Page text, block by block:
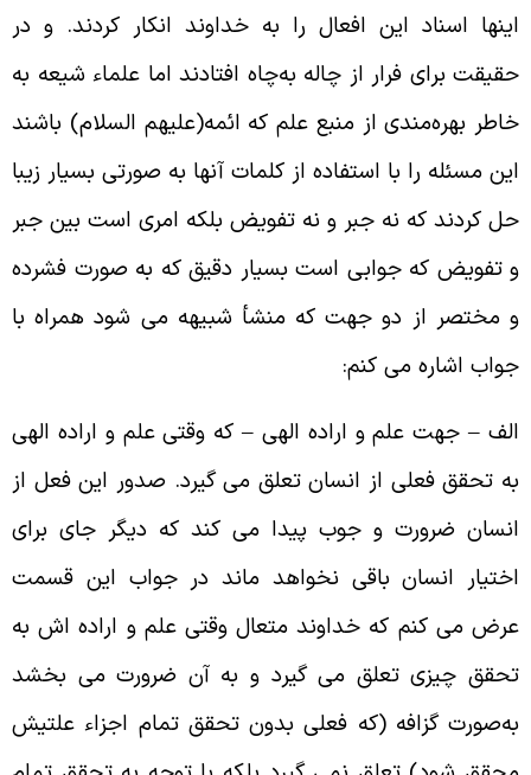
اسناد این افعال را به خداوند انکار کردند. و در
برای فرار از چاله به‌چاه افتادند اما علماء شیعه به
بهره‌مندی از منبع علم که ائمه(علیهم السلام) باشند
مسئله را با استفاده از کلمات آنها به صورتی بسیار زیبا
کردند که نه جبر و نه تفویض بلکه امری است بین جبر
تفویض که جوابی است بسیار دقیق که به صورت فشرده
مختصر از دو جهت که منشأ شبیهه می‌ شود همراه با
اشاره می‌ کنم:
– جهت علم و اراده الهی – که وقتی علم و اراده الهی
تحقق فعلی از انسان تعلق می‌ گیرد. صدور این فعل از
ضرورت و جوب پیدا می‌ کند که دیگر جای برای
انسان باقی نخواهد ماند در جواب این قسمت
می‌ کنم که خداوند متعال وقتی علم و اراده اش به
چیزی تعلق می‌ گیرد و به آن ضرورت می‌ بخشد
گزافه (که فعلی بدون تحقق تمام اجزاء علتیش